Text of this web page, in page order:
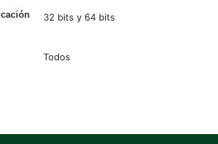
32 bits y 64 bits
Todos